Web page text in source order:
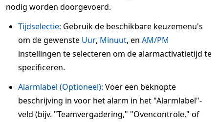
nodig worden doorgevoerd.
Tijdselectie: Gebruik de beschikbare keuzemenu's
om de gewenste Uur, Minuut, en AM/PM
instellingen te selecteren om de alarmactivatietijd te
specificeren.
Alarmlabel (Optioneel): Voer een beknopte
beschrijving in voor het alarm in het "Alarmlabel"-
veld (bijv. "Teamvergadering," "Ovencontrole," of